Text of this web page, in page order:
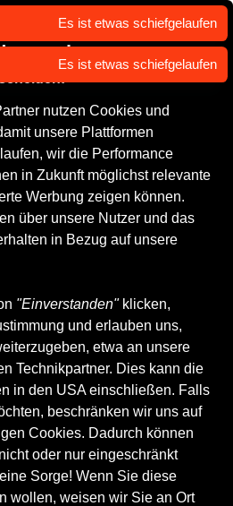
um unsere Dienste
zu verbessern.
nutzen Cookies und
unsere Plattformen
wir die Performance
in Zukunft möglichst relevante
Werbung zeigen können.
über unsere Nutzer und das
in Bezug auf unsere
"Einverstanden"klicken,
und erlauben uns,
etwa an unsere
Technikpartner. Dies kann die
in den USA einschließen. Falls
beschränken wir uns auf
Cookies. Dadurch können
oder nur eingeschränkt
Sorge! Wenn Sie diese
wollen, weisen wir Sie an Ort
Schnürschuhe